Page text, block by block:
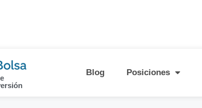
Blog Posiciones